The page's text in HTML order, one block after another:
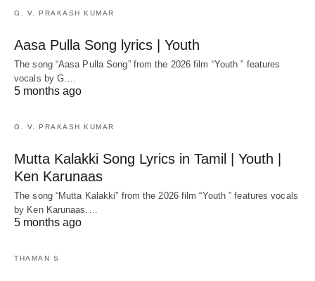
G. V. PRAKASH KUMAR
Aasa Pulla Song lyrics | Youth
The song “Aasa Pulla Song” from the 2026 film “Youth ” features
vocals by G.…
5 months ago
G. V. PRAKASH KUMAR
Mutta Kalakki Song Lyrics in Tamil | Youth |
Ken Karunaas
The song “Mutta Kalakki” from the 2026 film “Youth ” features vocals
by Ken Karunaas.…
5 months ago
THAMAN S